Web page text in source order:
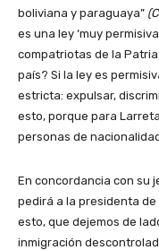
boliviana y paraguaya”
es una ley ‘muy
compatriotas de la
país? Si la ley es
estricta: expulsar,
esto, porque para
personas de
En concordancia con su
pedirá a la presidenta
esto, que dejemos de
inmigración